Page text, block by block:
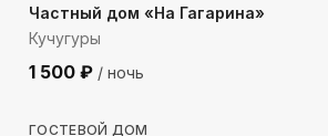
Частный дом «На Гагарина»
Кучугуры
1 500 ₽ / ночь
167м до моря
ГОСТЕВОЙ ДОМ